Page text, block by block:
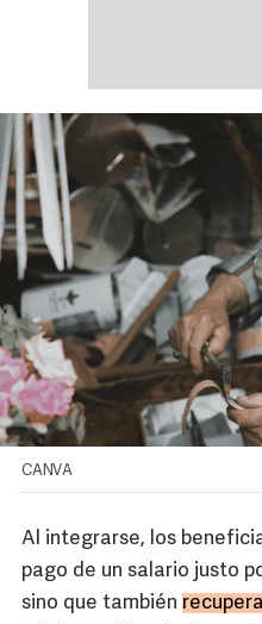
CANVA
Al integrarse, los
pago de un salario justo
sino que también